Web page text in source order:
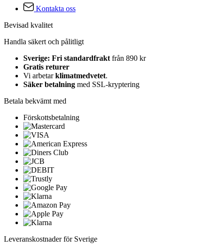
Kontakta oss
Bevisad kvalitet
Handla säkert och pålitligt
Sverige: Fri standardfrakt från 890 kr
Gratis returer
Vi arbetarklimatmedvetet.
Säker betalning med SSL-kryptering
Betala bekvämt med
Förskottsbetalning
Leveranskostnader för Sverige